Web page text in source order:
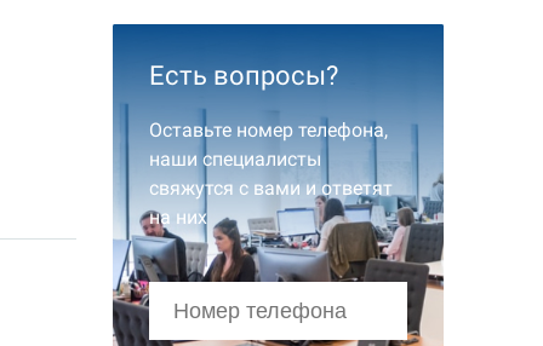
Есть вопросы?
Оставьте номер телефона,
наши специалисты
свяжутся с вами и ответят
на них